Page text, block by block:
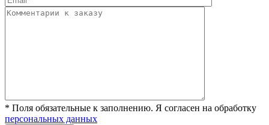
* Поля обязательные к заполнению. Я согласен на обработку
персональных данных